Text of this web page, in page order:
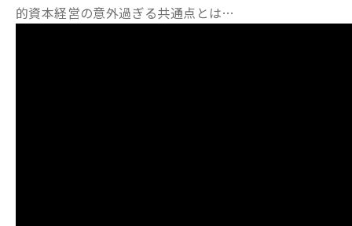
的資本経営の意外過ぎる共通点とは…